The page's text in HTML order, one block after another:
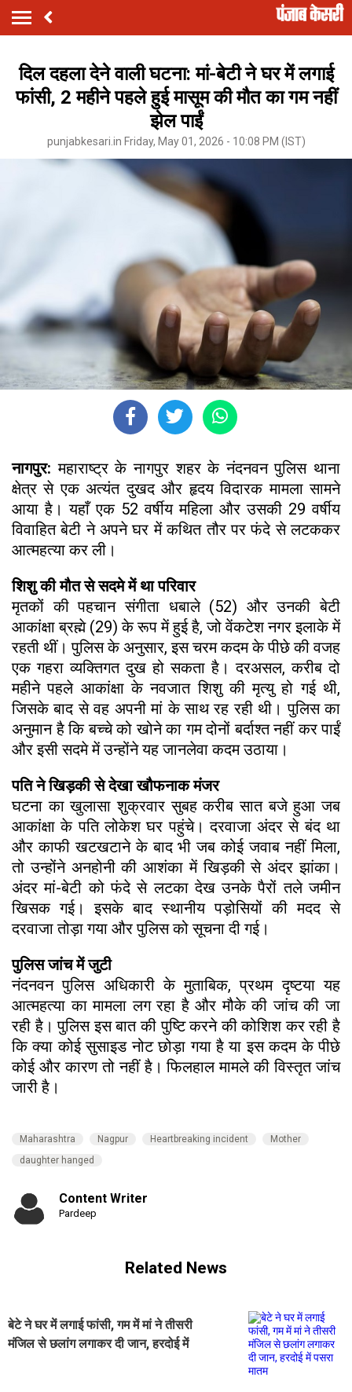
दिल दहला देने वाली घटना: मां-बेटी ने घर में लगाई
फांसी, 2 महीने पहले हुई मासूम की मौत का गम नहीं
झेल पाईं
punjabkesari.in Friday, May 01, 2026 - 10:08 PM (IST)
नागपुर:महाराष्ट्र के नागपुर शहर के नंदनवन पुलिस थाना
क्षेत्र से एक अत्यंत दुखद और हृदय विदारक मामला सामने
आया है। यहाँ एक 52 वर्षीय महिला और उसकी 29 वर्षीय
विवाहित बेटी ने अपने घर में कथित तौर पर फंदे से लटककर
आत्महत्या कर ली।
शिशु की मौत से सदमे में था परिवार
मृतकों की पहचान संगीता धबाले (52) और उनकी बेटी
आकांक्षा ब्रह्मे (29) के रूप में हुई है, जो वेंकटेश नगर इलाके में
रहती थीं। पुलिस के अनुसार, इस चरम कदम के पीछे की वजह
एक गहरा व्यक्तिगत दुख हो सकता है। दरअसल, करीब दो
महीने पहले आकांक्षा के नवजात शिशु की मृत्यु हो गई थी,
जिसके बाद से वह अपनी मां के साथ रह रही थी। पुलिस का
अनुमान है कि बच्चे को खोने का गम दोनों बर्दाश्त नहीं कर पाईं
और इसी सदमे में उन्होंने यह जानलेवा कदम उठाया।
पति ने खिड़की से देखा खौफनाक मंजर
घटना का खुलासा शुक्रवार सुबह करीब सात बजे हुआ जब
आकांक्षा के पति लोकेश घर पहुंचे। दरवाजा अंदर से बंद था
और काफी खटखटाने के बाद भी जब कोई जवाब नहीं मिला,
तो उन्होंने अनहोनी की आशंका में खिड़की से अंदर झांका।
अंदर मां-बेटी को फंदे से लटका देख उनके पैरों तले जमीन
खिसक गई। इसके बाद स्थानीय पड़ोसियों की मदद से
दरवाजा तोड़ा गया और पुलिस को सूचना दी गई।
पुलिस जांच में जुटी
नंदनवन पुलिस अधिकारी के मुताबिक, प्रथम दृष्टया यह
आत्महत्या का मामला लग रहा है और मौके की जांच की जा
रही है। पुलिस इस बात की पुष्टि करने की कोशिश कर रही है
कि क्या कोई सुसाइड नोट छोड़ा गया है या इस कदम के पीछे
कोई और कारण तो नहीं है। फिलहाल मामले की विस्तृत जांच
जारी है।
Maharashtra Nagpur Heartbreaking incident
Mother
daughter hanged
Content Writer
Pardeep
Related News
बेटे ने घर में लगाई फांसी, गम में मां ने तीसरी
मंजिल से छलांग लगाकर दी जान, हरदोई में